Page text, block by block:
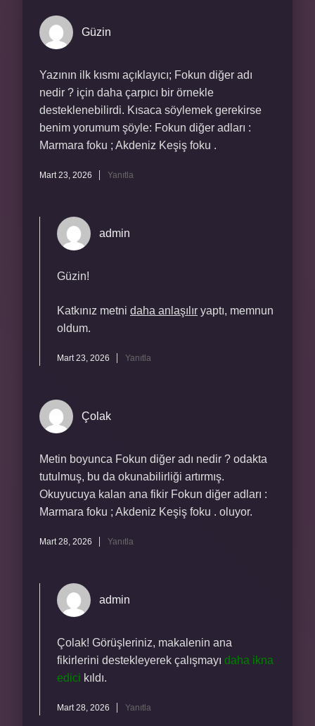
Güzin
Yazının ilk kısmı açıklayıcı; Fokun diğer adı
nedir ? için daha çarpıcı bir örnekle
desteklenebilirdi. Kısaca söylemek gerekirse
benim yorumum şöyle: Fokun diğer adları :
Marmara foku ; Akdeniz Keşiş foku .
Mart 23, 2026 Yanıtla
admin
Güzin!
Katkınız metni daha anlaşılır yaptı, memnun
oldum.
Mart 23, 2026 Yanıtla
Çolak
Metin boyunca Fokun diğer adı nedir ? odakta
tutulmuş, bu da okunabilirliği artırmış.
Okuyucuya kalan ana fikir Fokun diğer adları :
Marmara foku ; Akdeniz Keşiş foku . oluyor.
Mart 28, 2026 Yanıtla
admin
Çolak! Görüşleriniz, makalenin ana
fikirlerini destekleyerek çalışmayı daha ikna
edici kıldı.
Mart 28, 2026 Yanıtla